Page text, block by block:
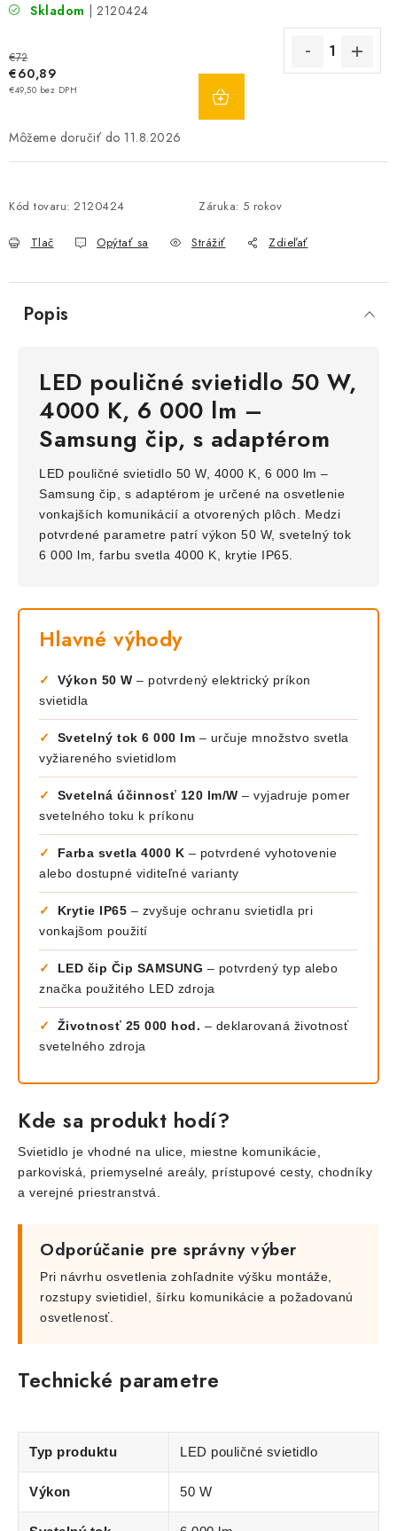
Skladom
| 2120424
€72
€60,89
€49,50 bez DPH
11.8.2026
Kód tovaru: 2120424 Záruka: 5 rokov
Tlač Opýtať sa Strážiť Zdieľať
Popis
LED pouličné svietidlo 50 W,
4000 K, 6 000 lm –
Samsung čip, s adaptérom
LED pouličné svietidlo 50 W, 4000 K, 6 000 lm –
Samsung čip, s adaptérom je určené na osvetlenie
vonkajších komunikácií a otvorených plôch. Medzi
potvrdené parametre patrí výkon 50 W, svetelný tok
6 000 lm, farbu svetla 4000 K, krytie IP65.
Hlavné výhody
✓ Výkon 50 W – potvrdený elektrický príkon
svietidla
✓ Svetelný tok 6 000 lm – určuje množstvo svetla
vyžiareného svietidlom
✓ Svetelná účinnosť 120 lm/W – vyjadruje pomer
svetelného toku k príkonu
✓ Farba svetla 4000 K – potvrdené vyhotovenie
alebo dostupné viditeľné varianty
✓ Krytie IP65 – zvyšuje ochranu svietidla pri
vonkajšom použití
✓ LED čip Čip SAMSUNG – potvrdený typ alebo
značka použitého LED zdroja
✓ Životnosť 25 000 hod. – deklarovaná životnosť
svetelného zdroja
Kde sa produkt hodí?
Svietidlo je vhodné na ulice, miestne komunikácie,
parkoviská, priemyselné areály, prístupové cesty, chodníky
a verejné priestranstvá.
Odporúčanie pre správny výber
Pri návrhu osvetlenia zohľadnite výšku montáže,
rozstupy svietidiel, šírku komunikácie a požadovanú
osvetlenosť.
Technické parametre
Typ produktu LED pouličné svietidlo
Výkon 50 W